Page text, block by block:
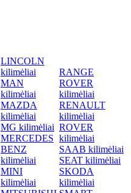
LINCOLN
kilimėliai
MAN
kilimėliai
MAZDA
kilimėliai
MG kilimėliai
MERCEDES
BENZ
kilimėliai
MINI
kilimėliai
RANGE
ROVER
kilimėliai
RENAULT
kilimėliai
ROVER
kilimėliai
SAAB kilimėliai
SEAT kilimėliai
SKODA
kilimėliai